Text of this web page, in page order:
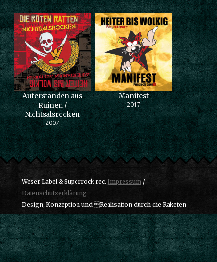
Auferstanden aus
Ruinen /
Nichtsalsrocken
2007
Manifest
2017
Weser Label & Superrock rec. Impressum/
Datenschutzerklärung
Design, Konzeption und Realisation durch die Raketen